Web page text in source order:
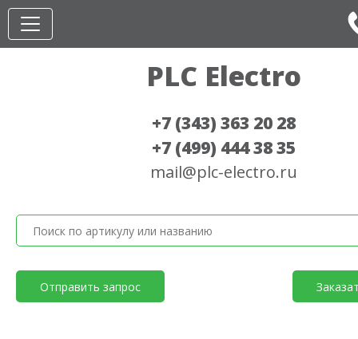
PLC Electro
+7 (343) 363 20 28
+7 (499) 444 38 35
mail@plc-electro.ru
Отправить запрос